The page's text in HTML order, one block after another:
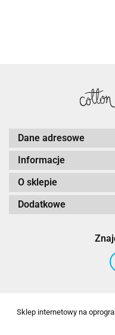
Dane adresowe
Informacje
O sklepie
Dodatkowe
Sklep internetowy na